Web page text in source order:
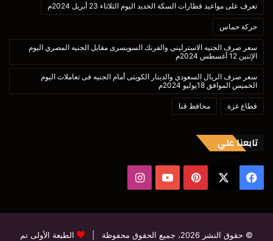
تعرف على مواعيد قطارات السكة الحديد اليوم الثلاثاء 23 أبريل 2024م
حركة حماس
سعر صرف الجنيه الاسترليني والفرنك السويسرى مقابل الجنيه المصري اليوم
الإثنين 12 أغسطس 2024م
سعر صرف الريال السعودي والدينار الكويتى أمام الجنيه فى تعاملات اليوم
الخميس الموافق 18يوليو 2024م
قطاع غزة محافظ قنا
تابعنا علي
فيسبوك بينتيريست‫YouTube
© حقوق النشر 2026، جميع الحقوق محفوظة | الطبعة الأولى تم